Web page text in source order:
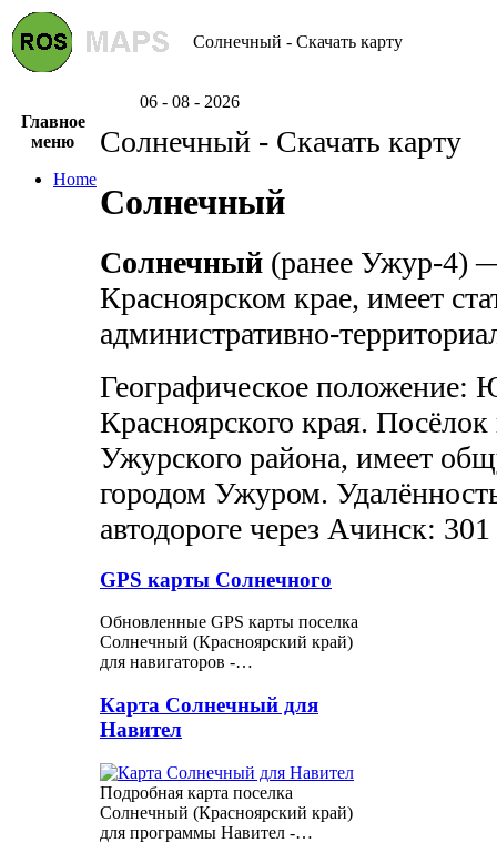
Солнечный - Скачать карту
06 - 08 - 2026
Главное
меню
Home
Солнечный - Скачать карту
Солнечный
Солнечный (ранее Ужур-4)
Красноярском крае, имеет
административно-
Географическое положение:
Красноярского края.
Ужурского района, имеет
городом Ужуром.
автодороге через Ачинск:
GPS карты Солнечного
Обновленные GPS карты поселка
Солнечный (Красноярский край)
для навигаторов -…
Карта Солнечный для
Навител
Подробная карта поселка
Солнечный (Красноярский край)
для программы Навител -…